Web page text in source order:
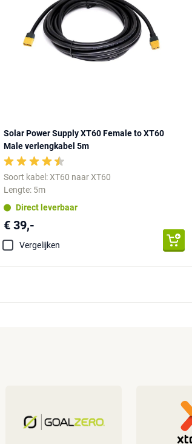
Solar Power Supply XT60 Female to XT60
Male verlengkabel 5m
Soort kabel: XT60 naar XT60
Lengte: 5m
Direct leverbaar
€ 39,-
Vergelijken